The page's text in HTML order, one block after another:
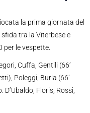
la prima giornata del
tra la Viterbese e
le vespette.
Cuffa, Gentili (66’
Poleggi, Burla (66’
Floris, Rossi,